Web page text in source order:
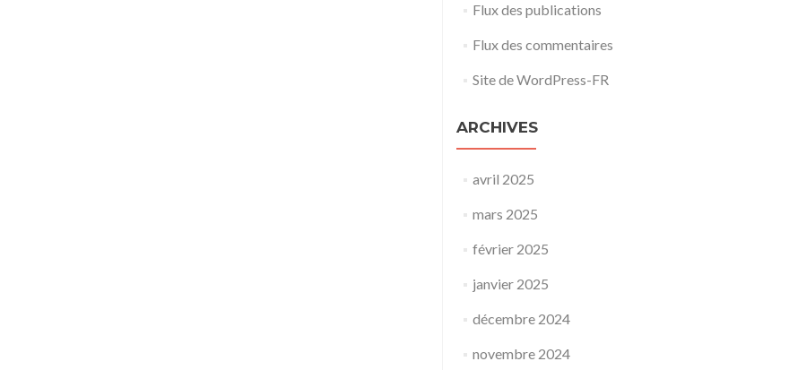
Flux des publications
Flux des commentaires
Site de WordPress-FR
ARCHIVES
avril 2025
mars 2025
février 2025
janvier 2025
décembre 2024
novembre 2024